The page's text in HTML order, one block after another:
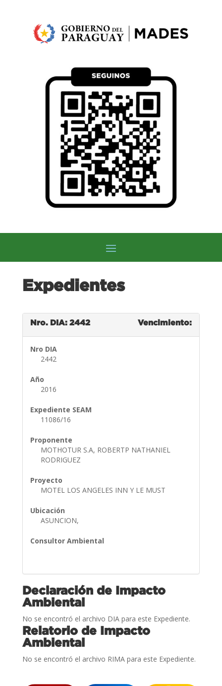
Expedientes
Nro. DIA: 2442 Vencimiento:
Nro DIA
2442
Año
2016
Expediente SEAM
11086/16
Proponente
MOTHOTUR S.A, ROBERTP NATHANIEL
RODRIGUEZ
Proyecto
MOTEL LOS ANGELES INN Y LE MUST
Ubicación
ASUNCION,
Consultor Ambiental
Declaración de Impacto
Ambiental
No se encontró el archivo DIA para este Expediente.
Relatorio de Impacto
Ambiental
No se encontró el archivo RIMA para este Expediente.